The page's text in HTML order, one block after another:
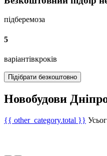
підберемоза
5
варіантівкроків
Підібрати безкоштовно
Новобудови
{{ other_category.total }}